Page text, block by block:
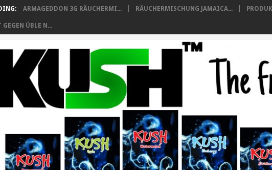
ARMAGEDDON 3G RÄUCHERMI... RÄUCHERMISCHUNG JAMAICA...
GEGEN ÜBLE N...